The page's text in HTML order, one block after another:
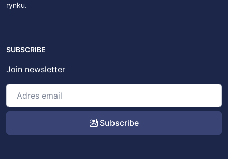
rynku.
SUBSCRIBE
Join newsletter
Subscribe